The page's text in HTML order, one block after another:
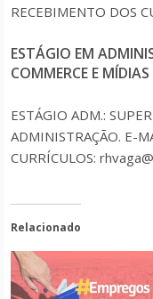
RECEBIMENTO DOS
ESTÁGIO EM
COMMERCE E
ESTÁGIO ADM.:
ADMINISTRAÇÃO. E-
CURRÍCULOS:
Relacionado